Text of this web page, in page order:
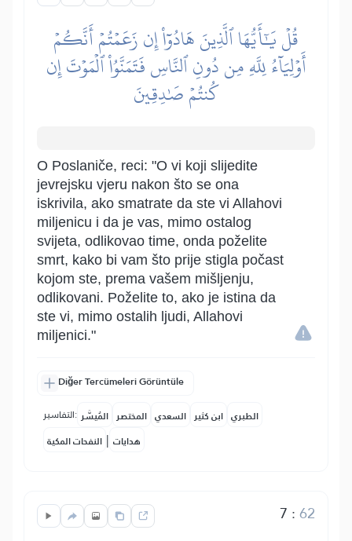
قُلۡ يَٰٓأَيُّهَا ٱلَّذِينَ هَادُوٓاْ إِن زَعَمۡتُمۡ أَنَّكُمۡ
أَوۡلِيَآءُ لِلَّهِ مِن دُونِ ٱلنَّاسِ فَتَمَنَّوُاْ ٱلۡمَوۡتَ إِن
كُنتُمۡ صَٰدِقِينَ
O Poslaniče, reci: "O vi koji slijedite
jevrejsku vjeru nakon što se ona
iskrivila, ako smatrate da ste vi Allahovi
miljenicu i da je vas, mimo ostalog
svijeta, odlikovao time, onda poželite
smrt, kako bi vam što prije stigla počast
kojom ste, prema vašem mišljenju,
odlikovani. Poželite to, ako je istina da
ste vi, mimo ostalih ljudi, Allahovi
miljenici."
Diğer Tercümeleri Görüntüle
التفاسير: المُيسَّر المختصر السعدي ابن كثير الطبري
النفحات المكية | هدايات
7 :62